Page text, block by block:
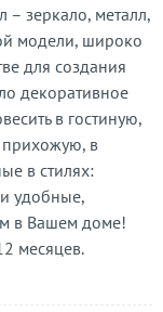
зеркало, металл,
модели, широко
для создания
декоративное
в гостиную,
прихожую, в
в стилях:
удобные,
в Вашем доме!
месяцев.